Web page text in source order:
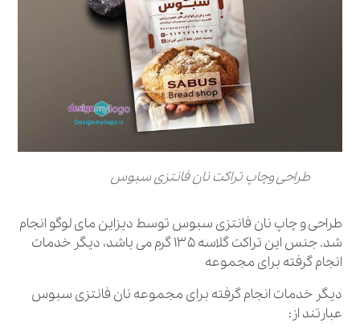
طراحی وچاپ تراکت نان فانتزی سبوس
طراحی و چاپ نان فانتزی سبوس توسط دیزاین مای لوگو انجام
شد. جنس این تراکت گلاسه ۱۳۵ گرم می باشد، دیگر خدمات
انجام گرفته برای مجموعه
دیگر خدمات انجام گرفته برای مجموعه نان فانتزی سبوس
عبارتند از: